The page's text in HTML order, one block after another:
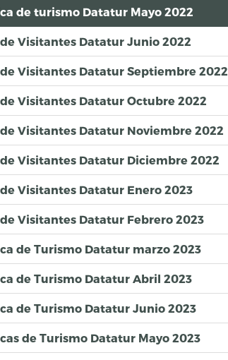
de turismo Datatur Mayo 2022
Visitantes Datatur Junio 2022
Visitantes Datatur Septiembre 2022
Visitantes Datatur Octubre 2022
Visitantes Datatur Noviembre 2022
Visitantes Datatur Diciembre 2022
Visitantes Datatur Enero 2023
Visitantes Datatur Febrero 2023
de Turismo Datatur marzo 2023
de Turismo Datatur Abril 2023
de Turismo Datatur Junio 2023
de Turismo Datatur Mayo 2023